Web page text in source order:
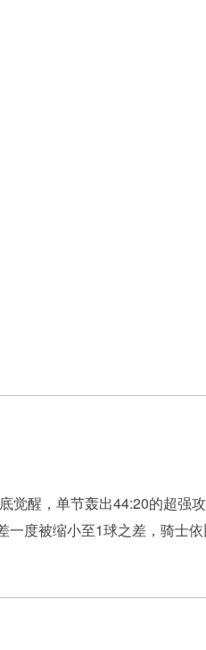
觉醒，单节轰出44:20的超强
度被缩小至1球之差，骑士